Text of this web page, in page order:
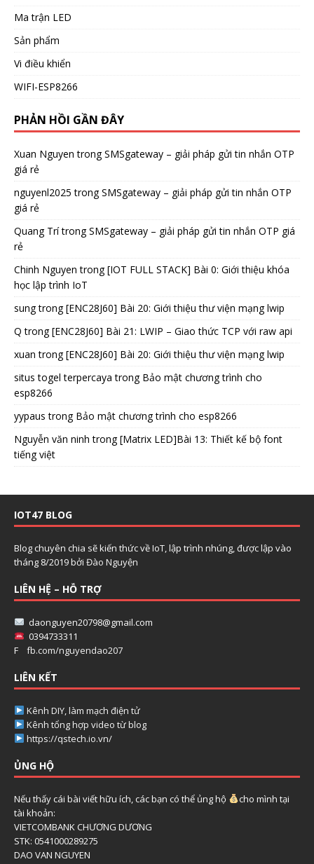
Ma trận LED
Sản phẩm
Vi điều khiển
WIFI-ESP8266
PHẢN HỒI GẦN ĐÂY
Xuan Nguyen trongSMSgateway – giải pháp gửi tin nhắn OTP
giá rẻ
nguyenl2025 trongSMSgateway – giải pháp gửi tin nhắn OTP
giá rẻ
Quang TrítrongSMSgateway – giải pháp gửi tin nhắn OTP giá
rẻ
Chinh Nguyen trong[IOT FULL STACK] Bài 0: Giới thiệu khóa
học lập trình IoT
sungtrong[ENC28J60] Bài 20: Giới thiệu thư viện mạng lwip
Q trong[ENC28J60] Bài 21: LWIP – Giao thức TCP với raw api
xuan trong[ENC28J60] Bài 20: Giới thiệu thư viện mạng lwip
situs togel terpercaya trong Bảo mật chương trình cho
esp8266
yypaus trong Bảo mật chương trình cho esp8266
Nguyễn văn ninh trong[Matrix LED]Bài 13: Thiết kế bộ font
tiếng việt
IOT47 BLOG
Blog chuyên chia sẽ kiến thức về IoT, lập trình nhúng, được lập vào
tháng 8/2019 bởi Đào Nguyện
LIÊN HỆ – HỖ TRỢ
daonguyen20798@gmail.com
0394733311
F fb.com/nguyendao207
LIÊN KẾT
Kênh DIY, làm mạch điện tử
Kênh tổng hợp video từ blog
https://qstech.io.vn/
ỦNG HỘ
Nếu thấy cái bài viết hữu ích, các bạn có thể ủng hộ
cho mình tại
tài khoản:
VIETCOMBANK CHƯƠNG DƯƠNG
STK: 0541000289275
DAO VAN NGUYEN